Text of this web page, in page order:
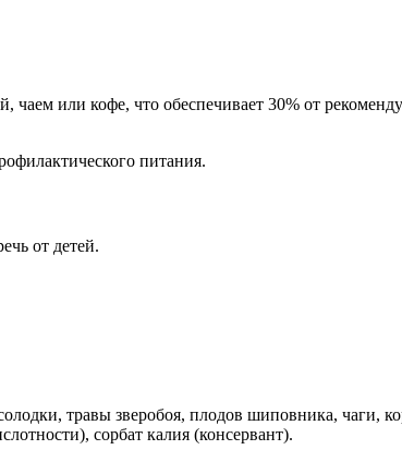
чаем или кофе, что обеспечивает 30% от
питания.
от детей.
травы зверобоя, плодов шиповника, чаги,
сорбат калия (консервант).